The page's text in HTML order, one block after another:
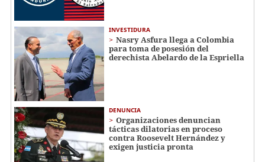
INVESTIDURA
Nasry Asfura llega a Colombia
para toma de posesión del
derechista Abelardo de la Espriella
DENUNCIA
Organizaciones denuncian
tácticas dilatorias en proceso
contra Roosevelt Hernández y
exigen justicia pronta